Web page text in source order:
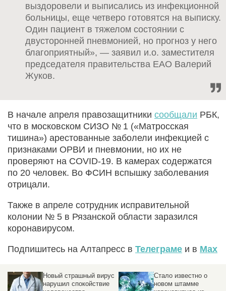
выздоровели и выписались из инфекционной
больницы, еще четверо готовятся на выписку.
Один пациент в тяжелом состоянии с
двусторонней пневмонией, но прогноз у него
благоприятный», — заявил и.о. заместителя
председателя правительства ЕАО Валерий
Жуков.
В начале апреля правозащитники сообщали РБК,
что в московском СИЗО № 1 («Матросская
тишина») арестованные заболели инфекцией с
признаками ОРВИ и пневмонии, но их не
проверяют на COVID-19. В камерах содержатся
по 20 человек. Во ФСИН вспышку заболевания
отрицали.
Также в апреле сотрудник исправительной
колонии № 5 в Рязанской области заразился
коронавирусом.
Подпишитесь на Алтапресс в Телеграме и в Max
Новый страшный вирус
нарушил спокойствие
Стало известно о
новом штамме